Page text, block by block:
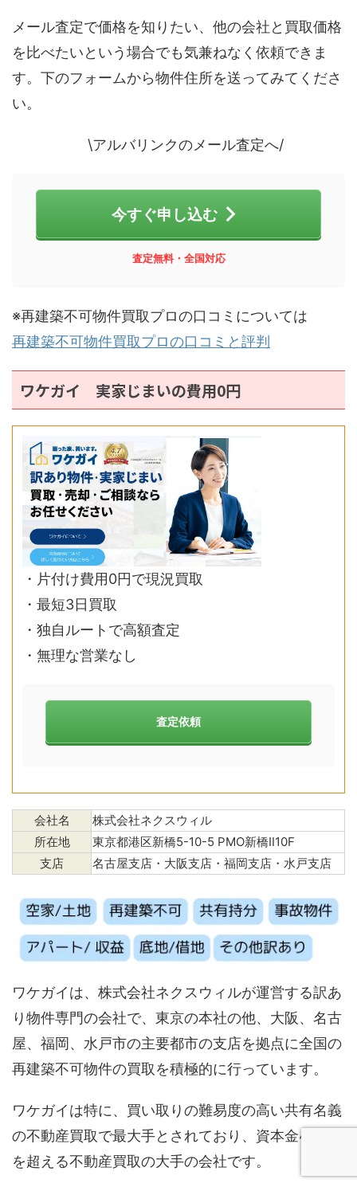
メール査定で価格を知りたい、他の会社と買取価格
を比べたいという場合でも気兼ねなく依頼できま
す。下のフォームから物件住所を送ってみてくださ
い。
\アルバリンクのメール査定へ/
今すぐ申し込む
査定無料・全国対応
※再建築不可物件買取プロの口コミについては
再建築不可物件買取プロの口コミと評判
ワケガイ 実家じまいの費用0円
・片付け費用0円で現況買取
・最短3日買取
・独自ルートで高額査定
・無理な営業なし
査定依頼
会社名
株式会社ネクスウィル
所在地
東京都港区新橋5-10-5 PMO新橋Ⅱ10F
支店
名古屋支店・大阪支店・福岡支店・水戸支店
ワケガイは、株式会社ネクスウィルが運営する訳あ
り物件専門の会社で、東京の本社の他、大阪、名古
屋、福岡、水戸市の主要都市の支店を拠点に全国の
再建築不可物件の買取を積極的に行っています。
ワケガイは特に、買い取りの難易度の高い共有名義
の不動産買取で最大手とされており、資本金4億円
を超える不動産買取の大手の会社です。